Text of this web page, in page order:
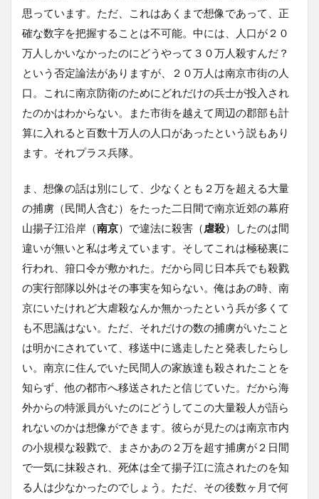
思っています。ただ、これはあくまで想像であって、正
確な数字を把握することは不可能。中には、人口が２０
万人しかいなかったのにどうやって３０万人殺すんだ？
という否定論法がありますが、２０万人は南京市街の人
口。これに南京防衛のためにどれだけの兵士が投入され
たのかはわからない。また市街を越えて周辺の郡部も計
算に入れると百数十万人の人口があったという説もあり
ます。それプラス兵隊。
ま、想像の話は別にして、少なくとも２万を超える大量
の捕虜（民間人含む）をたった二日間で南京近郊の幕府
山揚子江沿岸（南京）で違法に殺害（ 虐殺）したのは間
違いが無いと私は考えています。そしてこれは極秘裏に
行われ、箝口令が敷かれた。だから同じ日本兵でも殺戮
の実行部隊以外はその事実を知らない。俺はあの時、南
京にいたけれど大虐殺なんか無かったという兵が多くて
も不思議はない。ただ、それだけの数の捕虜がいたこと
は明かにされていて、移送中に逃走したと発表したらし
い。南京に住んでいた民間人の家族達も殺されたことを
知らず、他の都市へ移送されたと信じていた。だから海
外からの特派員がいたのにどうしてこの大量殺人が語ら
れないのかは想像ができます。彼らが見たのは南京市内
の小規模な殺戮で、まさかあの２万を超す捕虜が２日間
で一気に抹殺され、死体は全て揚子江に流されたのを知
る人は少なかったのでしょう。ただ、その後数ヶ月で何